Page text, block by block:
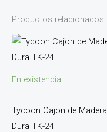
Productos relacionados
En existencia
Tycoon Cajon de Madera
Dura TK-24